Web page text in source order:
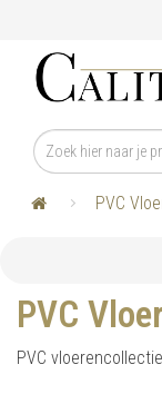
PVC
PVC
PVC vloerencollectie